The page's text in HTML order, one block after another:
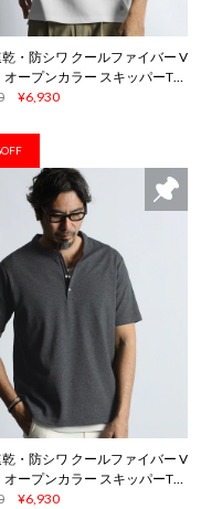
・防シワ クールファイバー V
オープンカラー スキッパーTシ
¥6,930
・防シワ クールファイバー V
オープンカラー スキッパーTシ
¥6,930